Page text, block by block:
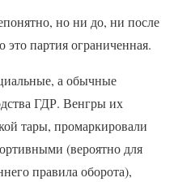
но ни до, ни после
это партия ограниченная.
а обычные
ГДР. Венгры их
тары, промаркировали
(вероятно для
правила оборота),